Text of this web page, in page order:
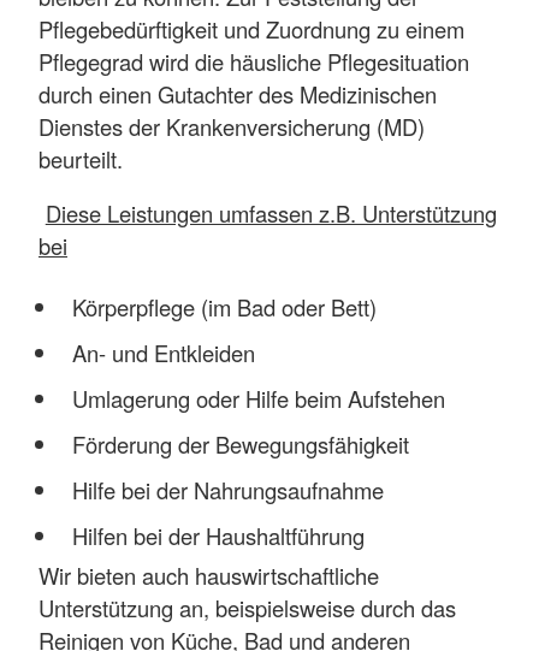
Pflegebedürftigkeit und Zuordnung zu einem
Pflegegrad wird die häusliche Pflegesituation
durch einen Gutachter des Medizinischen
Dienstes der Krankenversicherung (MD)
beurteilt.
Diese Leistungen umfassen z.B. Unterstützung
bei
Körperpflege (im Bad oder Bett)
An- und Entkleiden
Umlagerung oder Hilfe beim Aufstehen
Förderung der Bewegungsfähigkeit
Hilfe bei der Nahrungsaufnahme
Hilfen bei der Haushaltführung
Wir bieten auch hauswirtschaftliche
Unterstützung an, beispielsweise durch das
Reinigen von Küche, Bad und anderen